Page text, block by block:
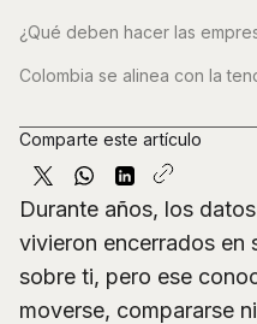
¿Qué deben hacer las
Colombia se alinea con la
Comparte este artículo
Durante años, los
vivieron encerrados en
sobre ti, pero ese
moverse, compararse